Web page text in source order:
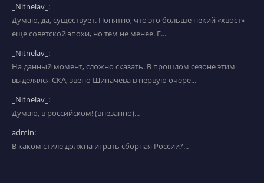
_Nitnelav_:
Думаю, да, существует. Понятно, что это больше некий «хвост»
еще советской эпохи, но тем не менее. Е...
_Nitnelav_:
На данный момент, сложно сказать. В прошлом сезоне этим
выделялся СКА, звено Шипачева в первую очере...
_Nitnelav_:
Думаю, в российском! (внезапно)...
admin:
В каком стиле должна играть сборная России?...